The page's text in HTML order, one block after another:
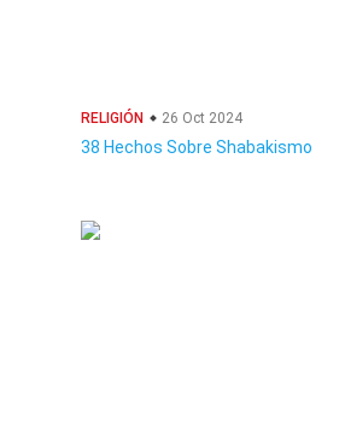
RELIGIÓN 26 Oct 2024
38 Hechos Sobre Shabakismo